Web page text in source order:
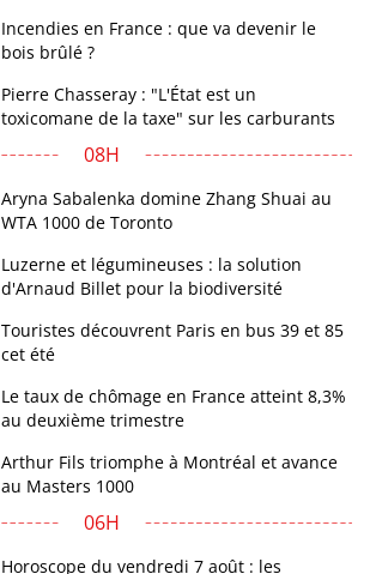
Incendies en France : que va devenir le
bois brûlé ?
Pierre Chasseray : "L'État est un
toxicomane de la taxe" sur les carburants
08H
Aryna Sabalenka domine Zhang Shuai au
WTA 1000 de Toronto
Luzerne et légumineuses : la solution
d'Arnaud Billet pour la biodiversité
Touristes découvrent Paris en bus 39 et 85
cet été
Le taux de chômage en France atteint 8,3%
au deuxième trimestre
Arthur Fils triomphe à Montréal et avance
au Masters 1000
06H
Horoscope du vendredi 7 août : les